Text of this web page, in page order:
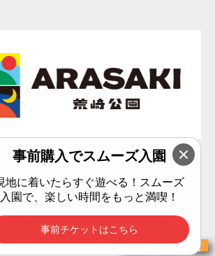
チケット購入
Privacy Policy
：エリアマネジメント横須賀共同事業体
リアマネジメント横須賀共同事業体
事前購入でスムーズ入園
地に着いたらすぐ遊べる！スムーズ
入園で、楽しい時間をもっと満喫！
事前チケットはこちら